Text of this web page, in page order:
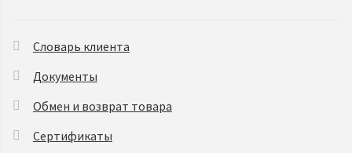
Словарь клиента
Документы
Обмен и возврат товара
Сертификаты